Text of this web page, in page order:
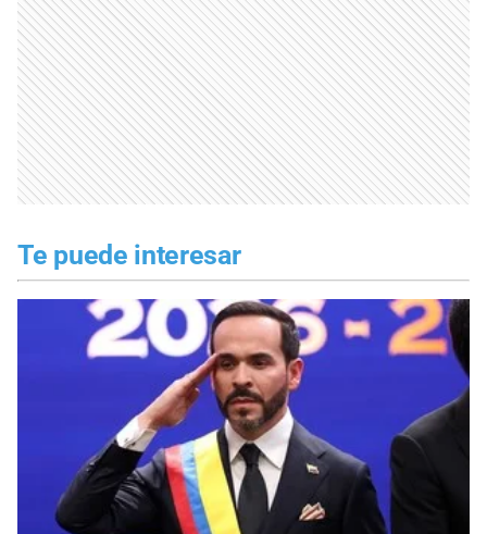
Te puede interesar